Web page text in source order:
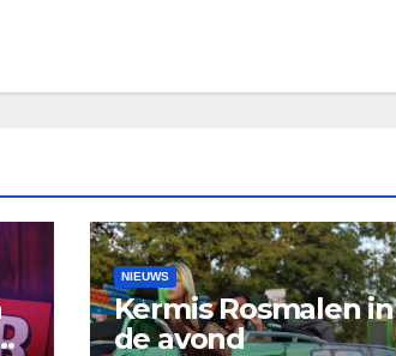
NIEUWS
Kermis Rosmalen in
de avond